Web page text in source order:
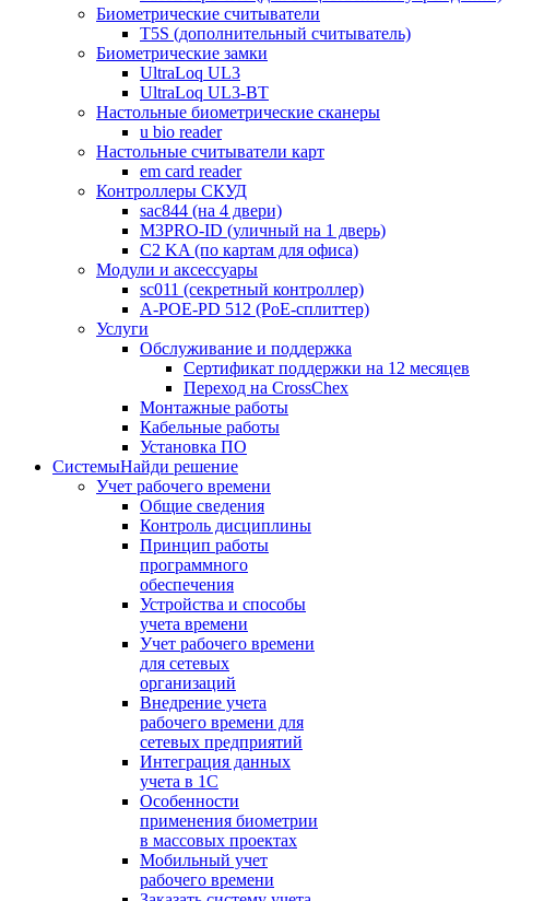
Биометрические считыватели
T5S (дополнительный считыватель)
Биометрические замки
UltraLoq UL3
UltraLoq UL3-BT
Настольные биометрические сканеры
u bio reader
Настольные считыватели карт
em card reader
Контроллеры СКУД
sac844 (на 4 двери)
M3PRO-ID (уличный на 1 дверь)
C2 KA (по картам для офиса)
Модули и аксессуары
sc011 (секретный контроллер)
A-POE-PD 512 (PoE-сплиттер)
Услуги
Обслуживание и поддержка
Сертификат поддержки на 12 месяцев
Переход на CrossChex
Монтажные работы
Кабельные работы
Установка ПО
СистемыНайди решение
Учет рабочего времени
Общие сведения
Контроль дисциплины
Принцип работы
программного
обеспечения
Устройства и способы
учета времени
Учет рабочего времени
для сетевых
организаций
Внедрение учета
рабочего времени для
сетевых предприятий
Интеграция данных
учета в 1С
Особенности
применения биометрии
в массовых проектах
Мобильный учет
рабочего времени